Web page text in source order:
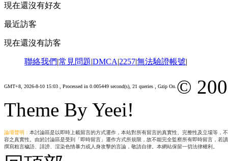
現在還沒有好友
最近訪客
現在還沒有訪客
聯絡我們|常見問題|DMCA|2257|無法驗證帳號|
GMT+8, 2026-8-10 15:03 , Processed in 0.005449 second(s), 21 queries , Gzip On. ©
Theme By Yeei!
論壇聲明： 本討論區是以即時上載留言的方式運作，本站對所有留言的真實性、完整性及立場等
容之真實性。由於討論區是受到「即時留言」運作方式所規限，故不能完全監察所有即時留言，
撰寫粗言穢語、誹謗、渲染色情暴力或人身攻擊的言論，敬請自律。本網站保留一切法律權利。